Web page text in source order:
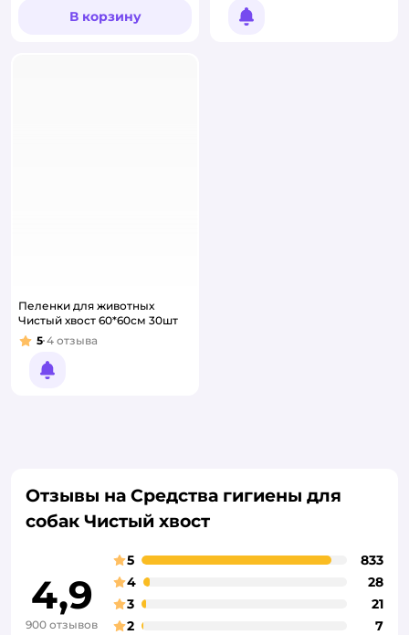
В корзину Уведомить о появлении
Пеленки для животных
Чистый хвост 60*60см 30шт
Рейтинг:
5 4 отзыва
Уведомить о появлении
Отзывы на Средства гигиены для
собак Чистый хвост
4,9
900 отзывов
5
833
4
28
3
21
2
7